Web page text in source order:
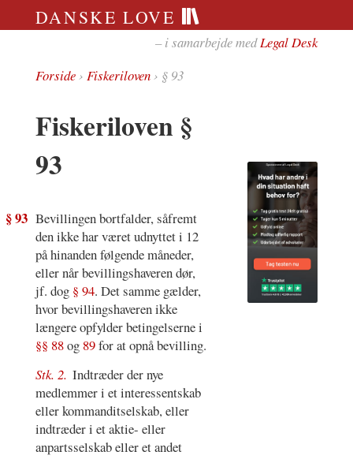
DANSKE LOVE
– i samarbejde medLegal Desk
Forside› Fiskeriloven› § 93
Fiskeriloven §
93
§ 93 Bevillingen bortfalder, såfremt
den ikke har været udnyttet i 12
på hinanden følgende måneder,
eller når bevillingshaveren dør,
jf. dog § 94. Det samme gælder,
hvor bevillingshaveren ikke
længere opfylder betingelserne i
§§ 88og 89for at opnå bevilling.
Stk. 2. Indtræder der nye
medlemmer i et interessentskab
eller kommanditselskab, eller
indtræder i et aktie- eller
anpartsselskab eller et andet